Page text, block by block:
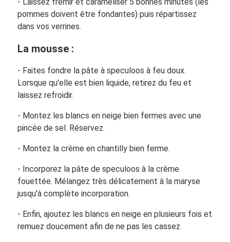
pommes doivent être fondantes) puis répartissez
dans vos verrines.
La mousse :
- Faites fondre la pâte à speculoos à feu doux.
Lorsque qu'elle est bien liquide, retirez du feu et
laissez refroidir.
- Montez les blancs en neige bien fermes avec une
pincée de sel. Réservez.
- Montez la crème en chantilly bien ferme.
- Incorporez la pâte de speculoos à la crème
fouettée. Mélangez très délicatement à la maryse
jusqu'à complète incorporation.
- Enfin, ajoutez les blancs en neige en plusieurs fois et
remuez doucement afin de ne pas les cassez.